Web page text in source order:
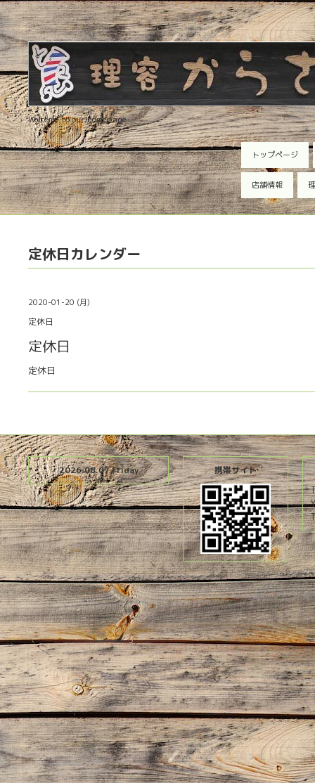
Welcome to our homepage
トップページ
店舗情報
定休日カレンダー
2020-01-20 (月)
定休日
定休日
定休日
2026.08.07 Friday 携帯サイト